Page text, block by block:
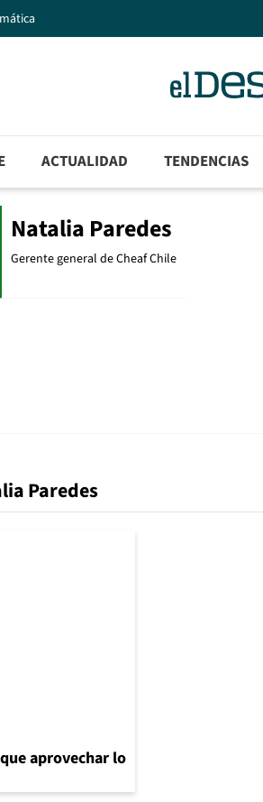
ACTUALIDAD TENDENCIAS
Natalia Paredes
Gerente general de Cheaf Chile
Paredes
aprovechar lo